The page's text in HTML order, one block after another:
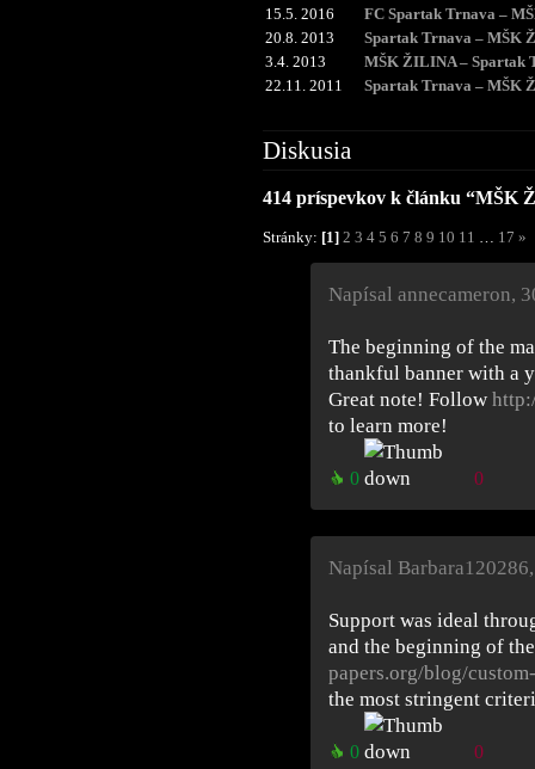
15.5. 2016
FC Spartak Trnava –
20.8. 2013
Spartak Trnava – MŠK
3.4. 2013
MŠK ŽILINA – Spartak
22.11. 2011
Spartak Trnava – MŠK
Diskusia
414 príspevkov k článku “MŠK
Stránky: [1] 2 3 4 5 6 7 8 9 10 11 … 17 »
Napísal annecameron,
The beginning of the
thankful banner with a
Great note! Follow
to learn more!
0 0
Napísal Barbara120286
Support was ideal
and the beginning of
papers.org/blog/
the most stringent
0 0